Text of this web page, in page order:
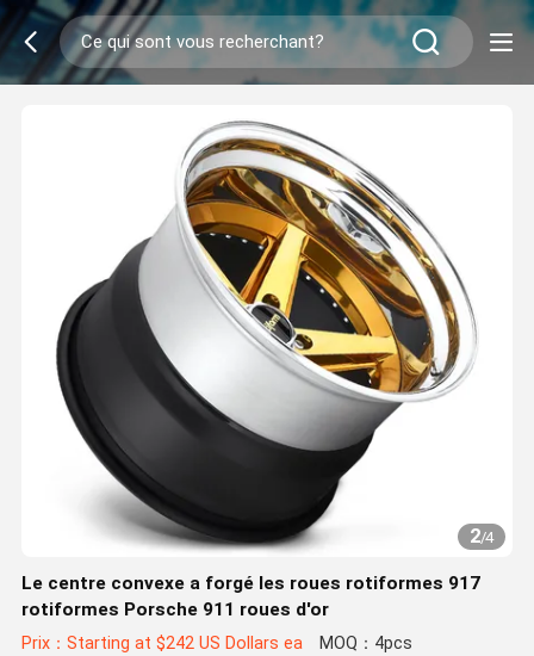
2/4
Le centre convexe a forgé les roues rotiformes 917
rotiformes Porsche 911 roues d'or
Prix：Starting at $242 US Dollars ea MOQ：4pcs